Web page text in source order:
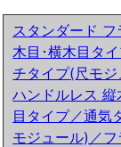
スタンダード
木目･横木目タ
チタイプ(尺モジ
ハンドルレス 縦
目タイプ／通気
モジュール)／